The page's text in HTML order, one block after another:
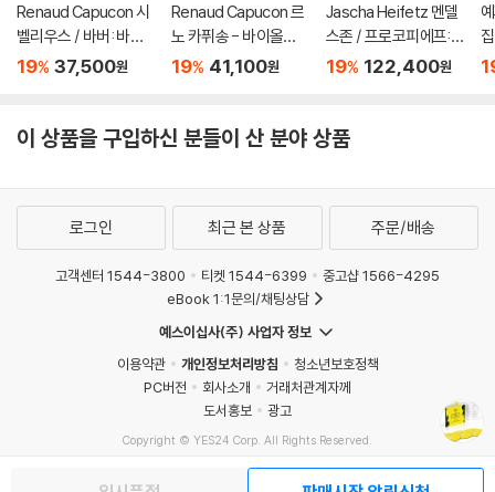
Renaud Capucon 시
벨리우스 / 바버: 바이
올린 협주곡 (Sibelius
d]
19% 37,500원
Renaud Capucon 르
노 카퓌송 - 바이올린
으로 연주한 영화음악
19% 41,100원
Jascha Heifetz 멘델
스존 / 프로코피에프:
바이올린 협주곡 - 야
19% 122,400원
이 상품을 구입하신 분들이 산 분야 상품
로그인 최근 본 상품 주문/배송
고객센터 1544-3800 티켓 1544-6399
중고샵 1566-4295
eBook 1:1문의/채팅상담
예스이십사(주) 사업자 정보
이용약관
개인정보처리방침
청소년보호정책
PC버전
회사소개
거래처관계자께
도서홍보
광고
Copyright © YES24 Corp. All Rights Reserved.